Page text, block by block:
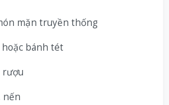
mặn truyền thống
bánh tét
rượu
nến